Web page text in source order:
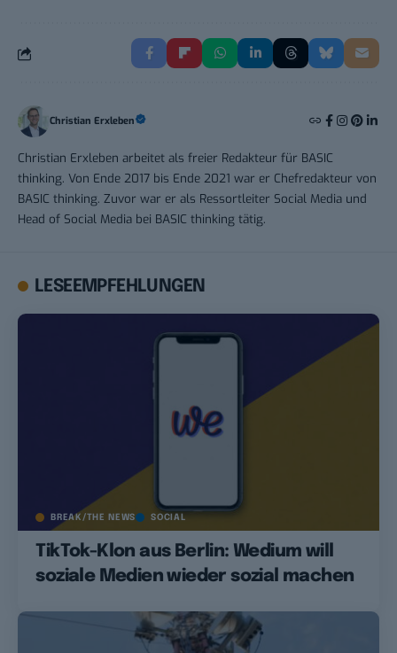
Christian Erxleben
Christian Erxleben arbeitet als freier Redakteur für BASIC
thinking. Von Ende 2017 bis Ende 2021 war er Chefredakteur von
BASIC thinking. Zuvor war er als Ressortleiter Social Media und
Head of Social Media bei BASIC thinking tätig.
LESEEMPFEHLUNGEN
BREAK/THE NEWS SOCIAL
TikTok-Klon aus Berlin: Wedium will
soziale Medien wieder sozial machen